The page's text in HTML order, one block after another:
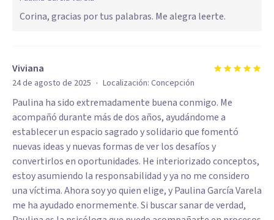
Corina, gracias por tus palabras. Me alegra leerte.
Viviana
24 de agosto de 2025 · Localización: Concepción
Paulina ha sido extremadamente buena conmigo. Me
acompañó durante más de dos años, ayudándome a
establecer un espacio sagrado y solidario que fomentó
nuevas ideas y nuevas formas de ver los desafíos y
convertirlos en oportunidades. He interiorizado conceptos,
estoy asumiendo la responsabilidad y ya no me considero
una víctima. Ahora soy yo quien elige, y Paulina García Varela
me ha ayudado enormemente. Si buscar sanar de verdad,